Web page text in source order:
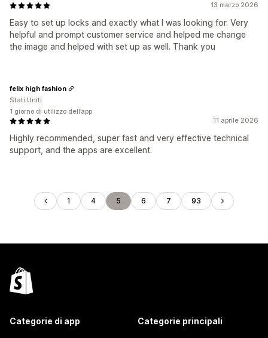
13 marzo 2026
Easy to set up locks and exactly what I was looking for. Very
helpful and prompt customer service and helped me change
the image and helped with set up as well. Thank you
11 aprile 2026
Highly recommended, super fast and very effective technical
support, and the apps are excellent.
felix high fashion
Stati Uniti
1 giorno di utilizzo dell’app
1 4 5 6 7 93
Categorie di app Categorie principali